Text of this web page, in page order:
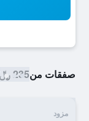
صفقات من235 ﷼
مزود